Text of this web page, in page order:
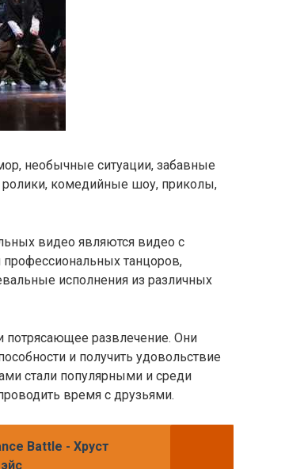
необычные ситуации, забавные
комедийные шоу, приколы,
видео являются видео с
танцоров,
исполнения из различных
потрясающее развлечение. Они
и получить удовольствие
стали популярными и среди
время с друзьями.
Battle - Хруст